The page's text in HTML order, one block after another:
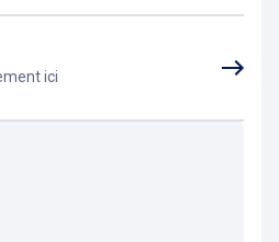
ici